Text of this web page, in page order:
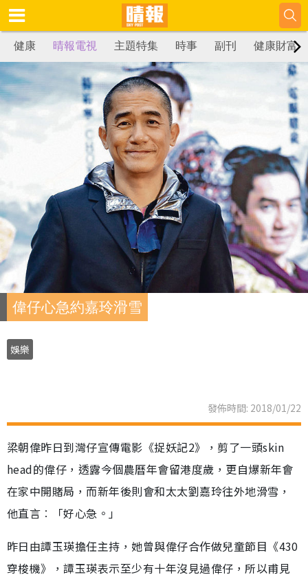
健康 晴報電視 主題特集 時事 副刊 健康財富
偉仔心急約嘉玲滑雪
娛樂
發佈時間: 2018/01/22
梁朝偉昨日到灣仔宣傳電影《捉妖記2》，剪了一頭skin
head的偉仔，透露今個農曆年會留港度歲，更自爆新年會
在家中開賭局，而新年後則會和太太劉嘉玲往外地滑雪，
他直言︰「好心急。」
昨日由譚玉瑛擔任主持，她曾與偉仔合作做兒童節目《430
穿梭機》，譚玉瑛表示至少有十年沒見過偉仔，所以甫見